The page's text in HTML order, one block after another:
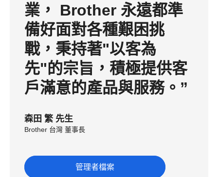
業， Brother 永遠都準
備好面對各種艱困挑
戰，秉持著"以客為
先"的宗旨，積極提供客
戶滿意的產品與服務。”
森田 繁 先生
Brother 台灣 董事長
管理者檔案